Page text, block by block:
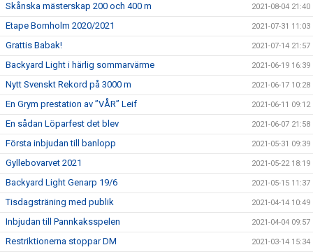
Skånska mästerskap 200 och 400 m 2021-08-04 21:40
Etape Bornholm 2020/2021 2021-07-31 11:03
Grattis Babak! 2021-07-14 21:57
Backyard Light i härlig sommarvärme 2021-06-19 16:39
Nytt Svenskt Rekord på 3000 m 2021-06-17 10:28
En Grym prestation av ”VÅR” Leif 2021-06-11 09:12
En sådan Löparfest det blev 2021-06-07 21:58
Första inbjudan till banlopp 2021-05-31 09:39
Gyllebovarvet 2021 2021-05-22 18:19
Backyard Light Genarp 19/6 2021-05-15 11:37
Tisdagsträning med publik 2021-04-14 10:49
Inbjudan till Pannkaksspelen 2021-04-04 09:57
Restriktionerna stoppar DM 2021-03-14 15:34